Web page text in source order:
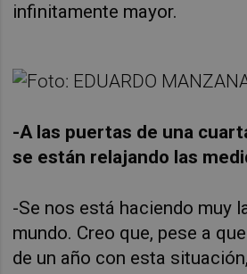
infinitamente mayor.
-A las puertas de una
se están relajando las
-Se nos está haciendo muy
mundo. Creo que, pese a
de un año con esta